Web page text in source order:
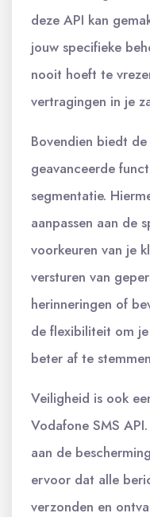
deze API kan
jouw specifieke
nooit hoeft te
vertragingen in je
Bovendien biedt
geavanceerde
segmentatie.
aanpassen aan de
voorkeuren van je
versturen van
herinneringen of
de flexibiliteit om
beter af te
Veiligheid is ook
Vodafone SMS
aan de
ervoor dat alle
verzonden en